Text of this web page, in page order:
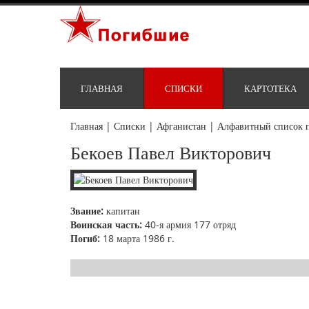
ГЛАВНАЯ СПИСКИ КАРТОТЕКА
Главная | Списки | Афганистан | Алфавитный список
Бекоев Павел Викторович
Звание: капитан
Воинская часть: 40-я армия 177 отряд
Погиб: 18 марта 1986 г.